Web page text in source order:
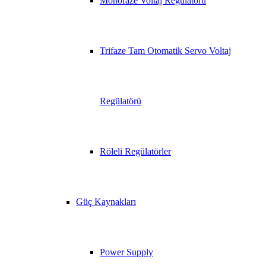
Trifaze Tam Otomatik Servo Voltaj
Regülatörü
Röleli Regülatörler
Güç Kaynakları
Power Supply